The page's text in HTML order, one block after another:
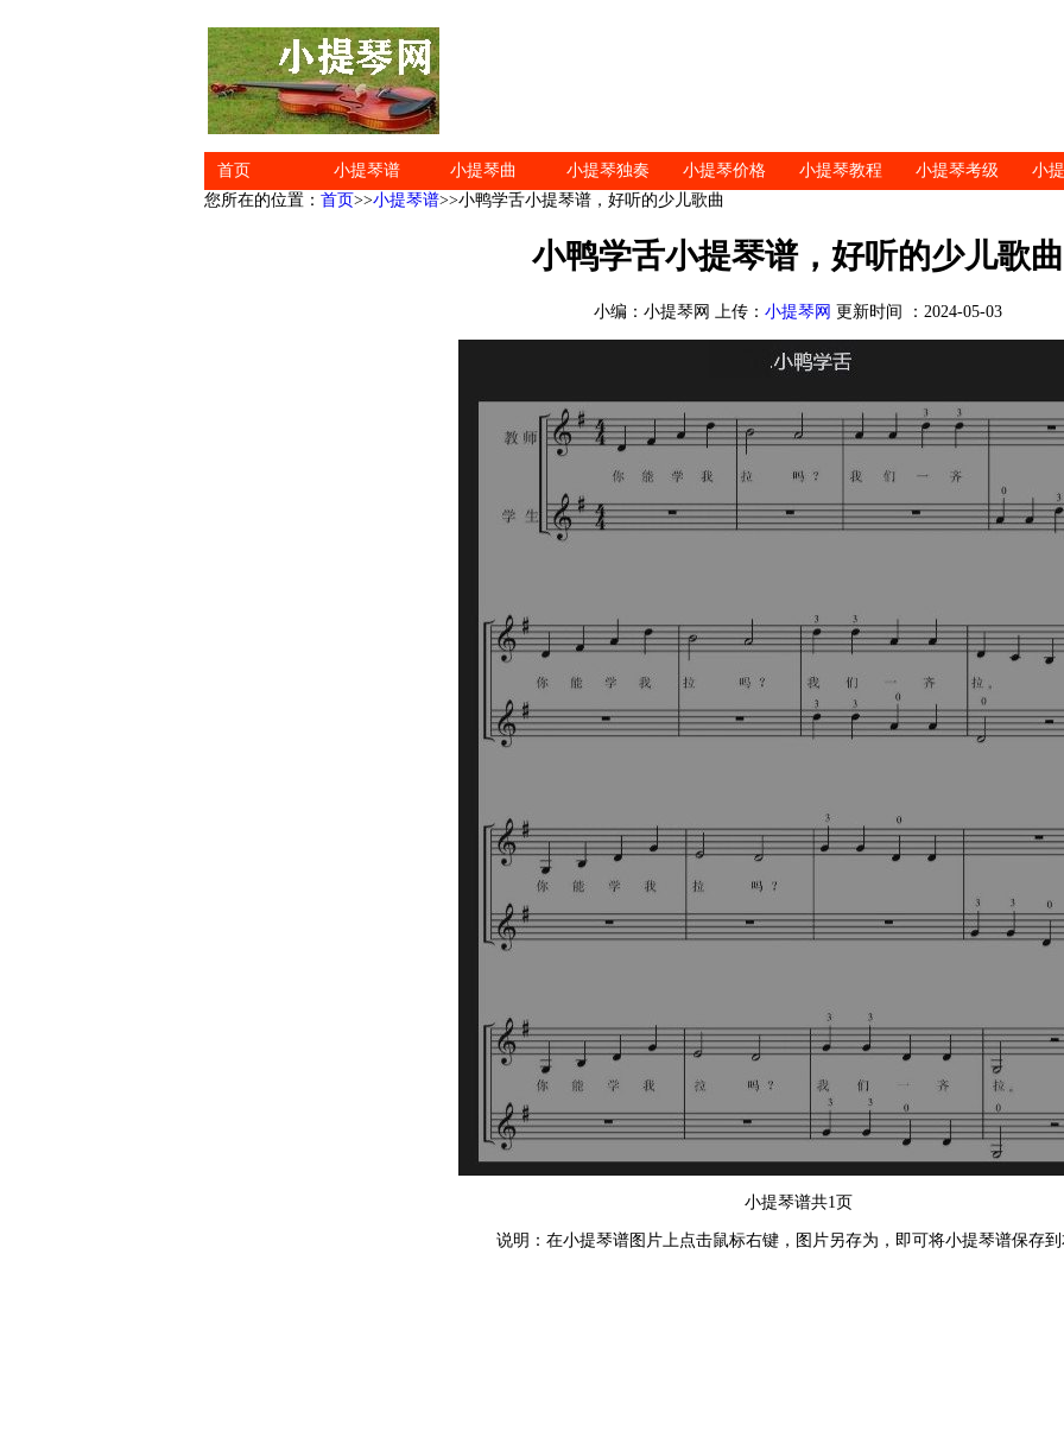
首页 小提琴谱 小提琴曲 小提琴独奏 小提琴价格 小提琴教程 小提琴考级
小
您所在的位置： 首页>>小提琴谱>>小鸭学舌小提琴谱，好听的少儿歌曲
小鸭学舌小提琴谱，好听的少儿歌曲
小编：小提琴网 上传： 小提琴网 更新时间 ：2024-05-03
小提琴谱共1页
说明：在小提琴谱图片上点击鼠标右键，图片另存为，即可将小提琴谱保存